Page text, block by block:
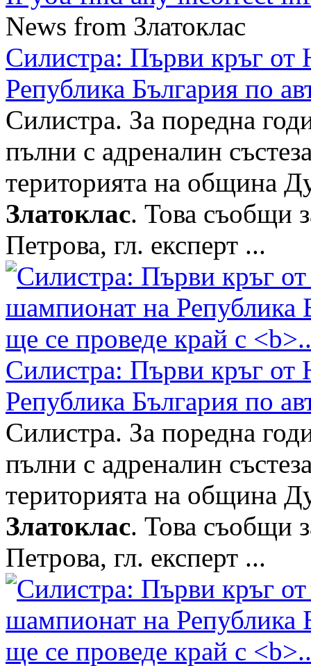
News from Златоклас
Силистра: Първи кръг
Република България по
Силистра. За поредна
пълни с адреналин
територията на община
Златоклас. Това съобщи
Петрова, гл. експерт ...
Силистра: Първи кръг
Република България по
Силистра. За поредна
пълни с адреналин
територията на община
Златоклас. Това съобщи
Петрова, гл. експерт ...